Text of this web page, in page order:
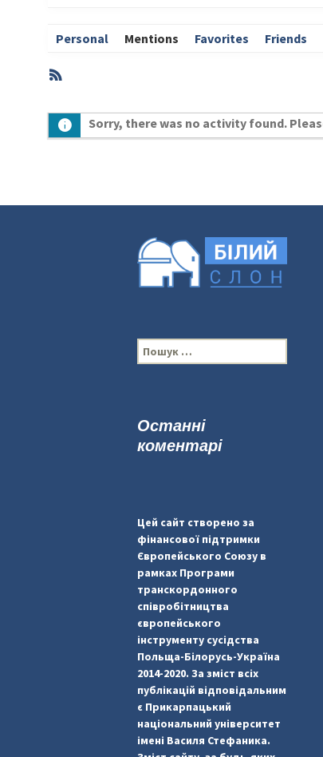
Personal Mentions Favorites Friends
Activities
RSS
Sorry, there was no activity found.
П
о
:Останні
коментарі
Цей сайт створено за
фінансової підтримки
Європейського Союзу в
рамках Програми
транскордонного
співробітництва
європейського
інструменту сусідства
Польща-Білорусь-Україна
2014-2020. За зміст всіх
публікацій відповідальним
є Прикарпацький
національний університет
імені Василя Стефаника.